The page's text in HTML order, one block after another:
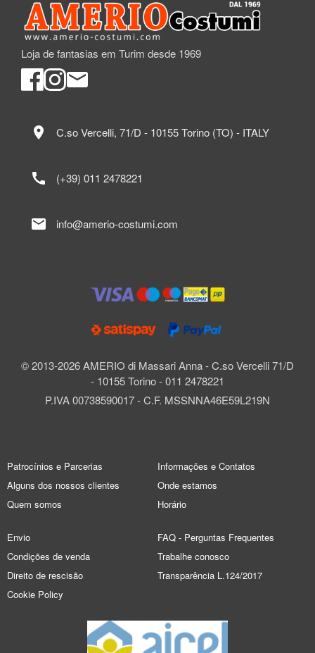
Loja de fantasias em Turim desde 1969
© 2013-2026 AMERIO di Massari Anna - C.so Vercelli 71/D
- 10155 Torino - 011 2478221
P.IVA 00738590017 - C.F. MSSNNA46E59L219N
location_on C.so Vercelli, 71/D - 10155 Torino (TO) - ITALY
call (+39) 011 2478221
mail info@amerio-costumi.com
Patrocínios e Parcerias
Alguns dos nossos clientes
Quem somos
Informações e Contatos
Onde estamos
Horário
Envio
Condições de venda
Direito de rescisão
Cookie Policy
FAQ - Perguntas Frequentes
Trabalhe conosco
Transparência L.124/2017